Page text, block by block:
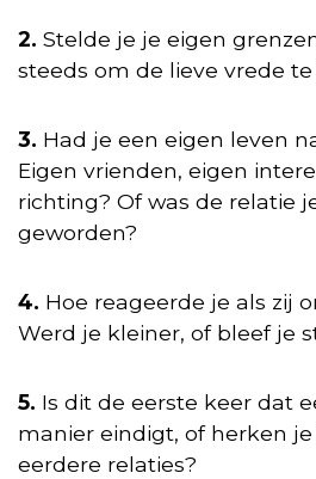
2. Stelde je je eigen
steeds om de lieve vrede
3. Had je een eigen leven
Eigen vrienden, eigen
richting? Of was de relatie
geworden?
4. Hoe reageerde je als zij
Werd je kleiner, of bleef je
5. Is dit de eerste keer dat
manier eindigt, of herken
eerdere relaties?